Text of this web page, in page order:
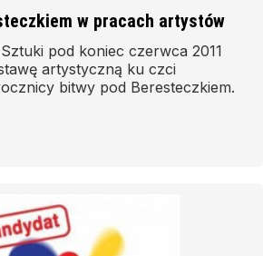
w pracach artystów
pod koniec czerwca 2011
artystyczną ku czci
bitwy pod Beresteczkiem.